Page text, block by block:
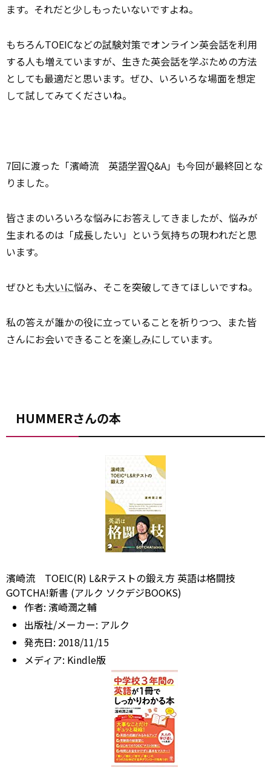
ます。それだと少しもったいないですよね。
もちろんTOEICなどの試験対策でオンライン英会話を利用
する人も増えていますが、生きた英会話を学ぶための方法
としても最適だと思います。ぜひ、いろいろな場面を想定
して試してみてくださいね。
7回に渡った「濱崎流 英語学習Q&A」も今回が最終回とな
りました。
皆さまのいろいろな悩みにお答えしてきましたが、悩みが
生まれるのは「成長したい」という気持ちの現われだと思
います。
ぜひとも大いに悩み、そこを突破してきてほしいですね。
私の答えが誰かの役に立っていることを祈りつつ、また皆
さんにお会いできることを楽しみにしています。
HUMMERさんの本
濱崎流 TOEIC(R) L&Rテストの鍛え方 英語は格闘技
GOTCHA!新書 (アルク ソクデジBOOKS)
作者: 濱崎潤之輔
出版社/メーカー: アルク
発売日: 2018/11/15
メディア: Kindle版